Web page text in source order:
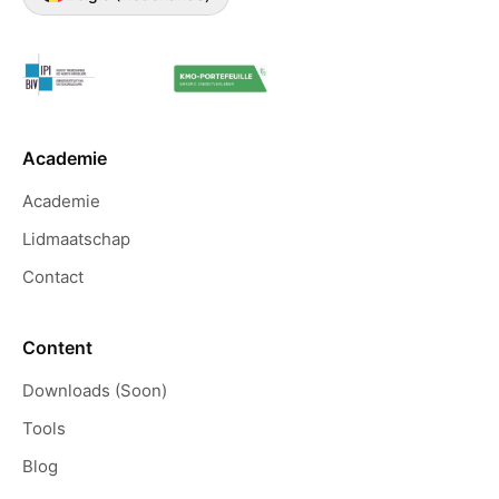
sylvie teirlynck
taal! altijd leuk en heel motiverend.
Anthony Pinson
vastgoedwereld.
Academie
Academie
Lidmaatschap
Contact
Content
Downloads (Soon)
Tools
Blog